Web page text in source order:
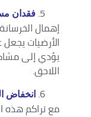
فقدان
إهمال
الأرضيات
يؤدي إلى
اللاحق.
انخفاض
مع تراكم هذه